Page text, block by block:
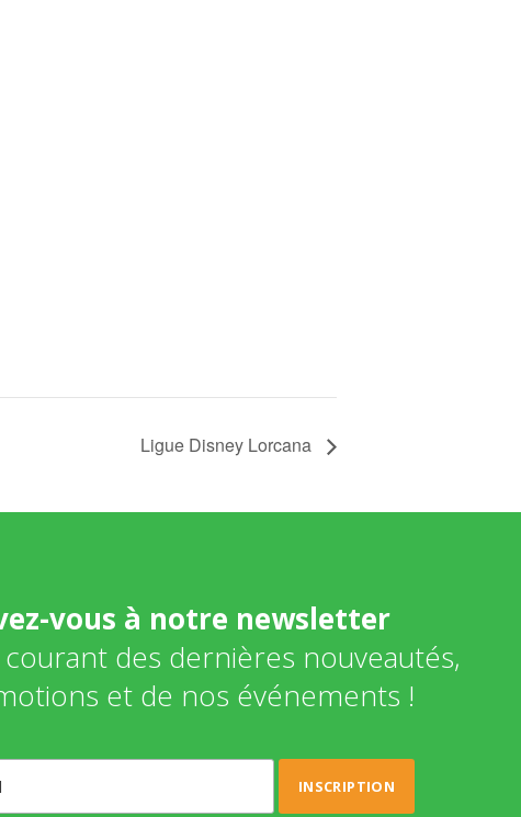
Ligue Disney Lorcana
vous à notre newsletter
des dernières nouveautés,
et de nos événements !